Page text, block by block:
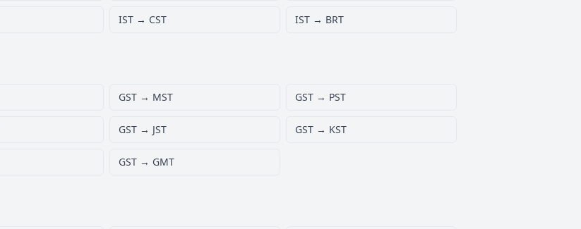
IST → CST IST → BRT
GST → MST GST → PST
GST → JST GST → KST
GST → GMT